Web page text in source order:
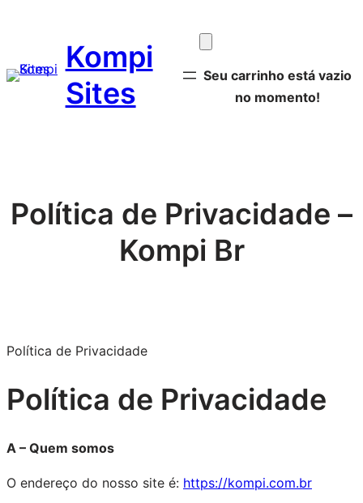
conteúdo
Kompi
Sites
Seu carrinho está vazio
no momento!
Política de Privacidade –
Kompi Br
Política de Privacidade
Política de Privacidade
A – Quem somos
O endereço do nosso site é: https://kompi.com.br